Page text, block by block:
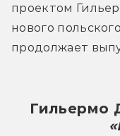
проектом
нового
продолжает
Гильермо